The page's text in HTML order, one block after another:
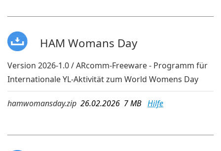
HAM Womans Day
Version 2026-1.0 / ARcomm-Freeware - Programm für
Internationale YL-Aktivität zum World Womens Day
hamwomansday.zip 26.02.2026 7 MB Hilfe